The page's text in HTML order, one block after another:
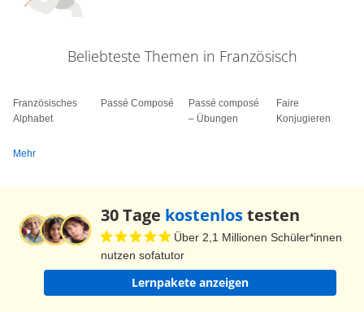
Beliebteste Themen in Französisch
Französisches
Alphabet
Passé Composé
Passé composé
– Übungen
Faire
Konjugieren
Mehr
30 Tage kostenlostesten
Über 2,1 Millionen Schüler*innen
nutzen sofatutor
Lernpakete anzeigen